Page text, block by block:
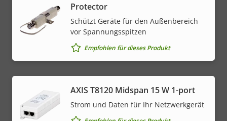
Protector
Schützt Geräte für den Außenbereich
vor Spannungsspitzen
Empfohlen für dieses Produkt
AXIS T8120 Midspan 15 W 1-port
Strom und Daten für Ihr Netzwerkgerät